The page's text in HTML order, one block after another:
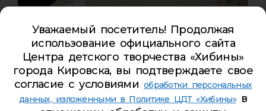
А мы продолжаем неделю, посвященную
изучению свойств земли
Сегодня ребята профильной площадки «
посетили мастер-классы, где они оказались в роли
экспериментаторов и смогли поработать с
химическими реактивами.
Уважаемый посетитель! Продолжая
использование официального сайта
Центра детского творчества «Хибины»
города Кировска, вы подтверждаете свое
согласие с условиями обработки персональных
данных, изложенными в Политике ЦДТ «Хибины»в